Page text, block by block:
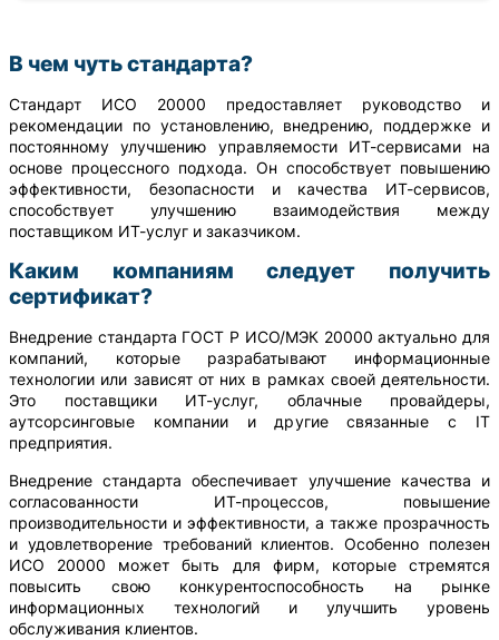
В чем чуть стандарта?
Стандарт ИСО 20000 предоставляет руководство и
рекомендации по установлению, внедрению, поддержке и
постоянному улучшению управляемости ИТ-сервисами на
основе процессного подхода. Он способствует повышению
эффективности, безопасности и качества ИТ-сервисов,
способствует улучшению взаимодействия между
поставщиком ИТ-услуг и заказчиком.
Каким компаниям следует получить
сертификат?
Внедрение стандарта ГОСТ Р ИСО/МЭК 20000 актуально для
компаний, которые разрабатывают информационные
технологии или зависят от них в рамках своей деятельности.
Это поставщики ИТ-услуг, облачные провайдеры,
аутсорсинговые компании и другие связанные с IT
предприятия.
Внедрение стандарта обеспечивает улучшение качества и
согласованности ИТ-процессов, повышение
производительности и эффективности, а также прозрачность
и удовлетворение требований клиентов. Особенно полезен
ИСО 20000 может быть для фирм, которые стремятся
повысить свою конкурентоспособность на рынке
информационных технологий и улучшить уровень
обслуживания клиентов.